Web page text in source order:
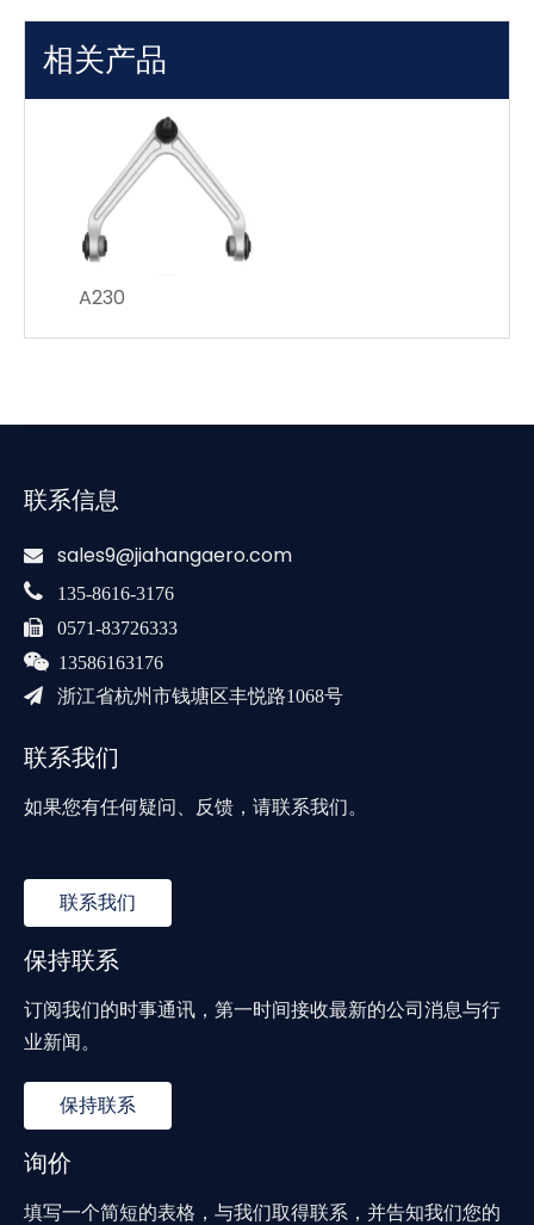
相关产品
A230
联系信息
 sales9@jiahangaero.com
 135-8616-3176
 0571-83726333
 13586163176
 浙江省杭州市钱塘区丰悦路1068号
联系我们
如果您有任何疑问、反馈，请联系我们。
联系我们
保持联系
订阅我们的时事通讯，第一时间接收最新的公司消息与行
业新闻。
保持联系
询价
填写一个简短的表格，与我们取得联系，并告知我们您的